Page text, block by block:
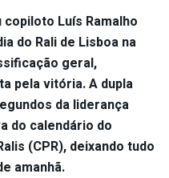
Luís Ramalho
do Rali de Lisboa na
geral,
pela vitória. A dupla
da liderança
do calendário do
(CPR), deixando tudo
amanhã.